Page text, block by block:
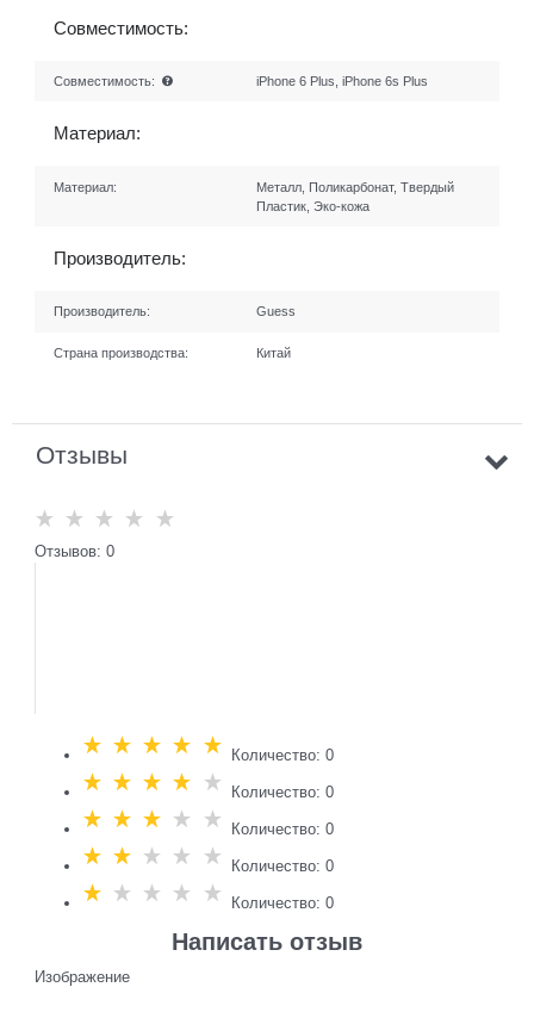
Совместимость:
Совместимость: iPhone 6 Plus, iPhone 6s Plus
Материал:
Материал:
Металл, Поликарбонат, Твердый
Пластик, Эко-кожа
Производитель:
Производитель: Guess
Страна производства: Китай
Отзывы
Отзывов: 0
Количество: 0
Количество: 0
Количество: 0
Количество: 0
Количество: 0
Написать отзыв
Изображение